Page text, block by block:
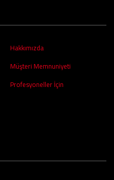
Hakkımızda
Müşteri Memnuniyeti
Profesyoneller İçin